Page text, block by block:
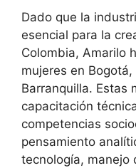
Dado que la
esencial para la
Colombia, Amarilo
mujeres en
Barranquilla. Estas
capacitación
competencias
pensamiento
tecnología, manejo